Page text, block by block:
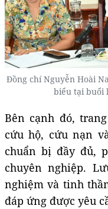
Đồng chí Nguyễn Hoài
biểu tại buổi
Bên cạnh đó,
cứu hộ, cứu nạn
chuẩn bị đầy đủ,
chuyên nghiệp.
nghiệm và tinh
đáp ứng được yêu